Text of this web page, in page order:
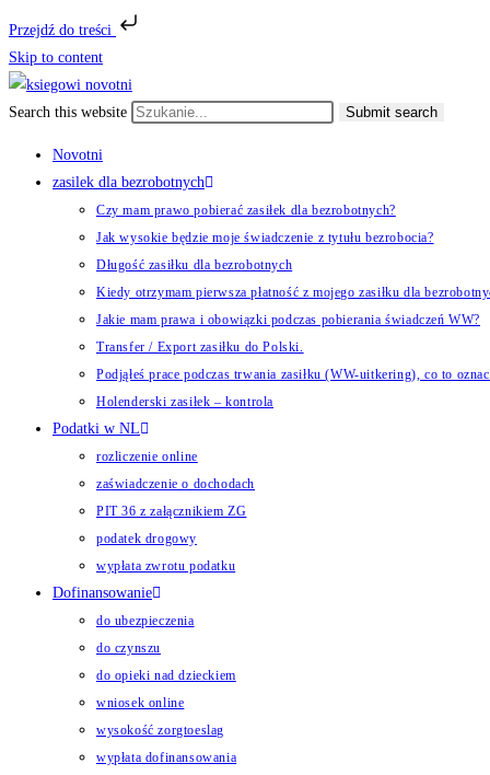
Przejdź do treści
Skip to content
Search this website Submit search
Novotni
zasilek dla bezrobotnych
Czy mam prawo pobierać zasiłek dla bezrobotnych?
Jak wysokie będzie moje świadczenie z tytułu bezrobocia?
Długość zasiłku dla bezrobotnych
Kiedy otrzymam pierwsza płatność z mojego zasiłku dla
Jakie mam prawa i obowiązki podczas pobierania świadczeń WW?
Transfer / Export zasiłku do Polski.
Podjąłeś prace podczas trwania zasiłku (WW-uitkering), co to
Holenderski zasiłek​ – kontrola
Podatki w NL
rozliczenie online
zaświadczenie o dochodach
PIT 36 z załącznikiem ZG
podatek drogowy
wypłata zwrotu podatku
Dofinansowanie
do ubezpieczenia
do czynszu
do opieki nad dzieckiem
wniosek online
wysokość zorgtoeslag
wypłata dofinansowania